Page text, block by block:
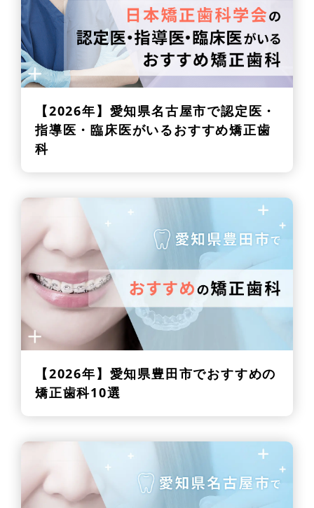
【2026年】 愛知県名古屋市で認定医・
指導医・臨床医がいるおすすめ矯正歯
科
【2026年】 愛知県豊田市でおすすめの
矯正歯科10選